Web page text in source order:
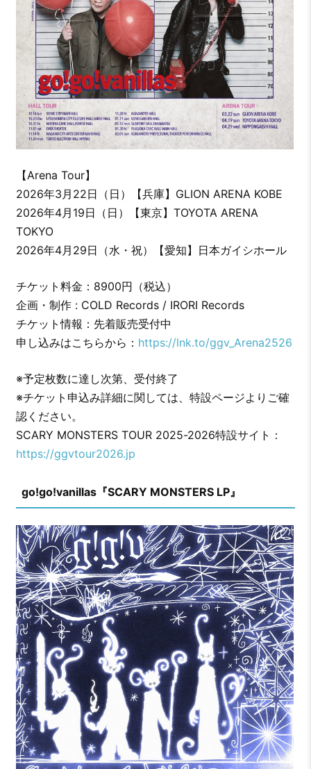
【Arena Tour】
2026年3月22日（日）【兵庫】GLION ARENA KOBE
2026年4月19日（日）【東京】TOYOTA ARENA
TOKYO
2026年4月29日（水・祝）【愛知】日本ガイシホール
チケット料金：8900円（税込）
企画・制作 : COLD Records / IRORI Records
チケット情報：先着販売受付中
申し込みはこちらから： https://lnk.to/ggv_Arena2526
※予定枚数に達し次第、受付終了
※チケット申込み詳細に関しては、特設ページよりご確
認ください。
SCARY MONSTERS TOUR 2025-2026特設サイト：
https://ggvtour2026.jp
go!go!vanillas『SCARY MONSTERS LP』